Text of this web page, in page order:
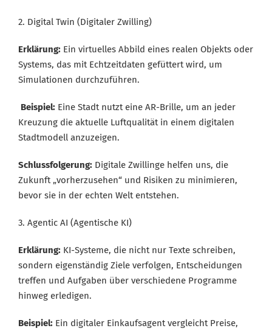
2. Digital Twin (Digitaler Zwilling)
Erklärung: Ein virtuelles Abbild eines realen Objekts oder
Systems, das mit Echtzeitdaten gefüttert wird, um
Simulationen durchzuführen.
Beispiel: Eine Stadt nutzt eine AR-Brille, um an jeder
Kreuzung die aktuelle Luftqualität in einem digitalen
Stadtmodell anzuzeigen.
Schlussfolgerung: Digitale Zwillinge helfen uns, die
Zukunft „vorherzusehen“ und Risiken zu minimieren,
bevor sie in der echten Welt entstehen.
3. Agentic AI (Agentische KI)
Erklärung: KI-Systeme, die nicht nur Texte schreiben,
sondern eigenständig Ziele verfolgen, Entscheidungen
treffen und Aufgaben über verschiedene Programme
hinweg erledigen.
Beispiel: Ein digitaler Einkaufsagent vergleicht Preise,